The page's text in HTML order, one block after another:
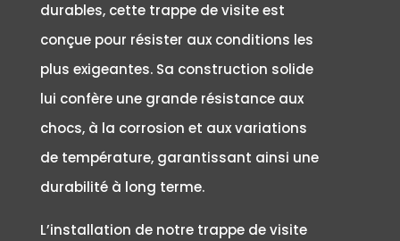
durables, cette trappe de visite est
conçue pour résister aux conditions les
plus exigeantes. Sa construction solide
lui confère une grande résistance aux
chocs, à la corrosion et aux variations
de température, garantissant ainsi une
durabilité à long terme.
L’installation de notre trappe de visite